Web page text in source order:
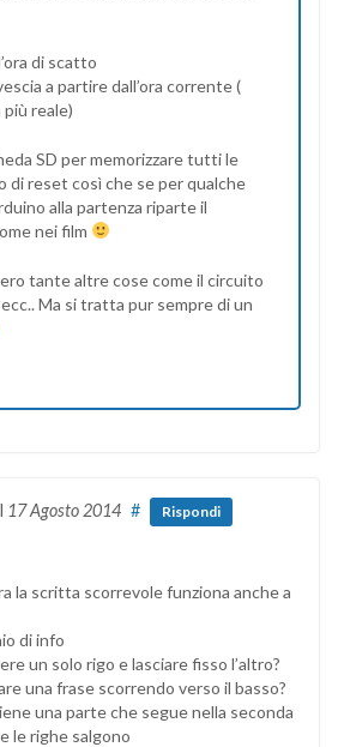
di scatto
a partire dall’ora corrente (
reale)
SD per memorizzare tutti le
di reset così che se per qualche
alla partenza riparte il
nei film
tante altre cose come il circuito
Ma si tratta pur sempre di un
17 Agosto 2014 # Rispondi
la scritta scorrevole funziona anche a
di info
un solo rigo e lasciare fisso l’altro?
una frase scorrendo verso il basso?
una parte che segue nella seconda
le righe salgono